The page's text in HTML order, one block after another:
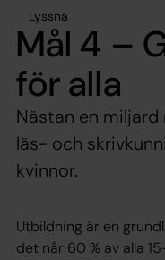
Lyssna
Mål 4 –
för alla
Nästan en
läs- och
kvinnor.
Utbildning är en
det når 60 % av alla